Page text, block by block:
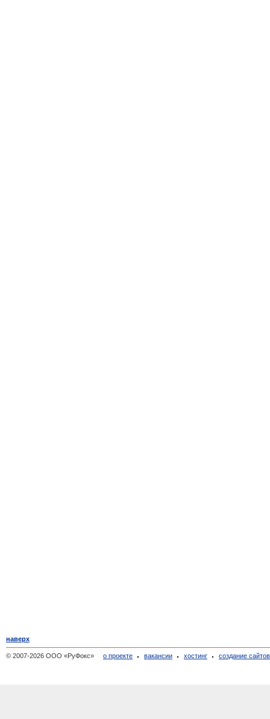
наверх
© 2007-2026 ООО «РуФокс» о проекте вакансии хостинг создание сайтов